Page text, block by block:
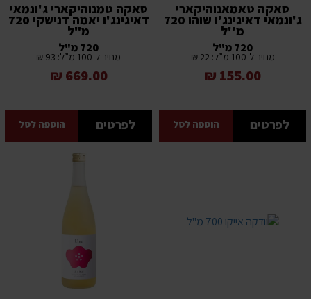
סאקה טאמאנוהיקארי
ג'ונמאי דאיגינג'ו שוהו 720
מ''ל
720 מ"ל
מחיר ל-100 מ”ל: 22 ₪
155.00 ₪
לפרטים הוספה לסל
סאקה טמנוהיקארי ג'ונמאי
דאיגינג'ו יאמה דנישקי 720
מ"ל
720 מ"ל
מחיר ל-100 מ”ל: 93 ₪
669.00 ₪
לפרטים הוספה לסל